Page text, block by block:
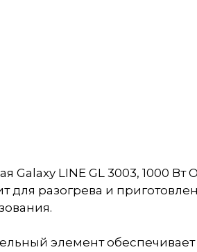
Galaxy LINE GL 3003, 1000
для разогрева и
элемент